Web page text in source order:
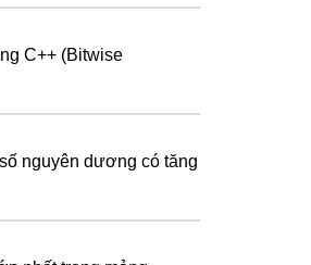
C++ (Bitwise
nguyên dương có tăng